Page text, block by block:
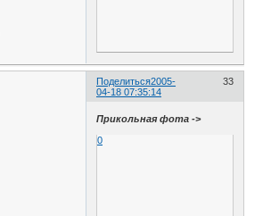
Поделиться 33
2005-
04-18 07:35:14
Прикольная фота ->
0